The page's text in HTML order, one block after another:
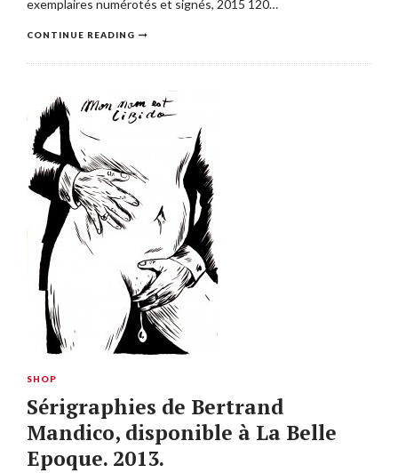
exemplaires numérotés et signés, 2015 120…
CONTINUE READING
SHOP
Sérigraphies de Bertrand
Mandico, disponible à La Belle
Epoque. 2013.